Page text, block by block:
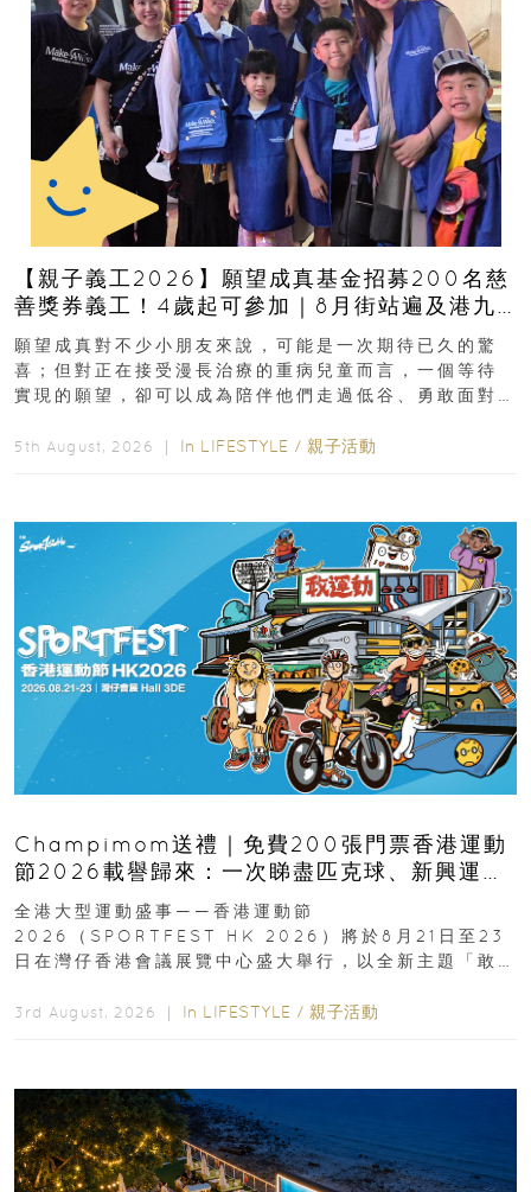
【親子義工2026】願望成真基金招募200名慈
善獎券義工！4歲起可參加｜8月街站遍及港九
新界
願望成真對不少小朋友來說，可能是一次期待已久的驚
喜；但對正在接受漫長治療的重病兒童而言，一個等待
實現的願望，卻可以成為陪伴他們走過低谷、勇敢面對
5th August, 2026 ｜ In LIFESTYLE / 親子活動
Champimom送禮｜免費200張門票香港運動
節2026載譽歸來：一次睇盡匹克球、新興運
動、街舞比賽＋逾百運動品牌展覽
全港大型運動盛事——香港運動節
2026（SPORTFEST HK 2026）將於8月21日至23
日在灣仔香港會議展覽中心盛大舉行，以全新主題「敢
3rd August, 2026 ｜ In LIFESTYLE / 親子活動